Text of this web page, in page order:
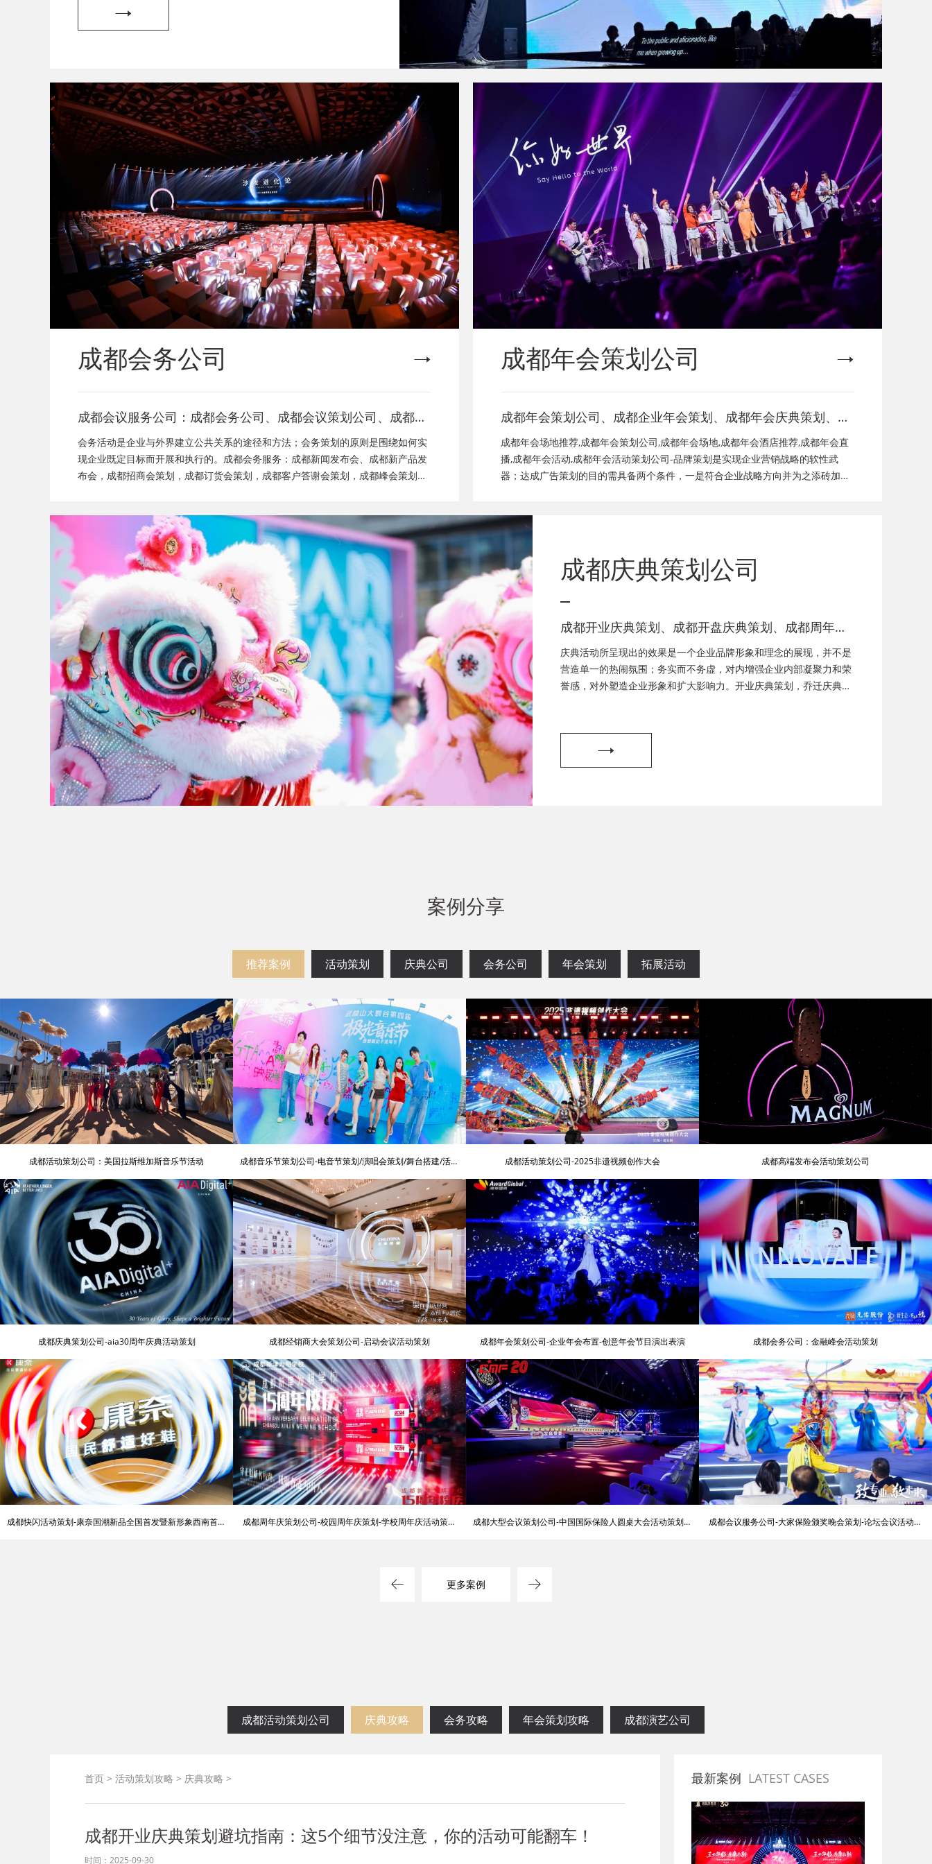
成都会务公司
成都会议服务公司：成都会务公司、成都会议策划公司、成都新
闻发布会策划、成都新产品发布会策划、成都经销商会议策划、
成都招商会策划、成都订货会策划、成都颁奖会策划、成都客户
答谢会策划、成都高峰论坛策划公司、成都年会策划、成都会议
会务活动是企业与外界建立公共关系的途径和方法；会务策划的原则是围绕如何实
现企业既定目标而开展和执行的。成都会务服务：成都新闻发布会、成都新产品发
布会，成都招商会策划，成都订货会策划，成都客户答谢会策划，成都峰会策划公
成都年会策划公司
成都年会策划公司、成都企业年会策划、成都年会庆典策划、成
都年会节目表演、成都年会节目演出、成都年会活动策划公司、
成都年会布置公司，成都年会现场搭建公司，成都年会节目表
演，年会节目创意节目，年会策划方案详细流程，年会策划，年
成都年会场地推荐,成都年会策划公司,成都年会场地,成都年会酒店推荐,成都年会直
播,成都年会活动,成都年会活动策划公司-品牌策划是实现企业营销战略的软性武
器；达成广告策划的目的需具备两个条件，一是符合企业战略方向并为之添砖加
成都庆典策划公司
成都开业庆典策划、成都开盘庆典策划、成都周年庆
典策划、成都启动仪式策划、成都揭幕仪式策划、成
都开工仪式策划、成都竣工仪式策划、成都封顶仪式
策划、成都奠基仪式策划、成都签约仪式策划、成都
划
庆典活动所呈现出的效果是一个企业品牌形象和理念的展现，并不是
营造单一的热闹氛围；务实而不务虚，对内增强企业内部凝聚力和荣
誉感，对外塑造企业形象和扩大影响力。开业庆典策划，乔迁庆典策
案例分享
推荐案例 活动策划 庆典公司 会务公司 年会策划 拓展活动
成都活动策划公司：美国拉斯维加斯音乐节活动 成都音乐节策划公司-电音节策划/演唱会策划/舞台搭建/活动
氛围布置/明星艺人网红邀请
成都活动策划公司-2025非遗视频创作大会 成都高端发布会活动策划公司
成都庆典策划公司-aia30周年庆典活动策划 成都经销商大会策划公司-启动会议活动策划 成都年会策划公司-企业年会布置-创意年会节目演出表演 成都会务公司：金融峰会活动策划
成都快闪活动策划-康奈国潮新品全国首发暨新形象西南首店 成都周年庆策划公司-校园周年庆策划-学校周年庆活动策划 成都大型会议策划公司-中国国际保险人圆桌大会活动策划公 成都会议服务公司-大家保险颁奖晚会策划-论坛会议活动策
更多案例
成都活动策划公司 庆典攻略 会务攻略 年会策划攻略 成都演艺公司
首页 > 活动策划攻略 > 庆典攻略 >
成都开业庆典策划避坑指南：这5个细节没注意，你的活动可能翻车！
时间：2025-09-30
最新案例 LATEST CASES